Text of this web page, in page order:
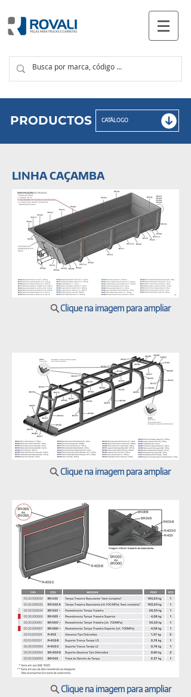
PRODUCTOS
PRODUCTOS CATÁLOGO
LINHA CAÇAMBA
Clique na imagem para ampliar
Clique na imagem para ampliar
Clique na imagem para ampliar